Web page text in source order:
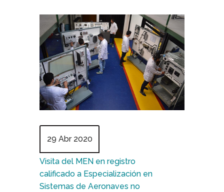
29 Abr 2020
Visita del MEN en registro
calificado a Especialización en
Sistemas de Aeronaves no